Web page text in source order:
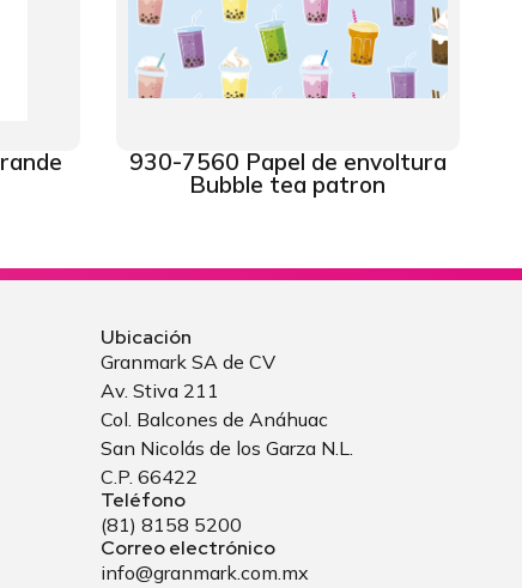
930-7560 Papel de envoltura
Bubble tea patron
Ubicación
Granmark SA de CV
Av. Stiva 211
Col. Balcones de Anáhuac
San Nicolás de los Garza N.L.
C.P. 66422
Teléfono
(81) 8158 5200
Correo electrónico
info@granmark.com.mx